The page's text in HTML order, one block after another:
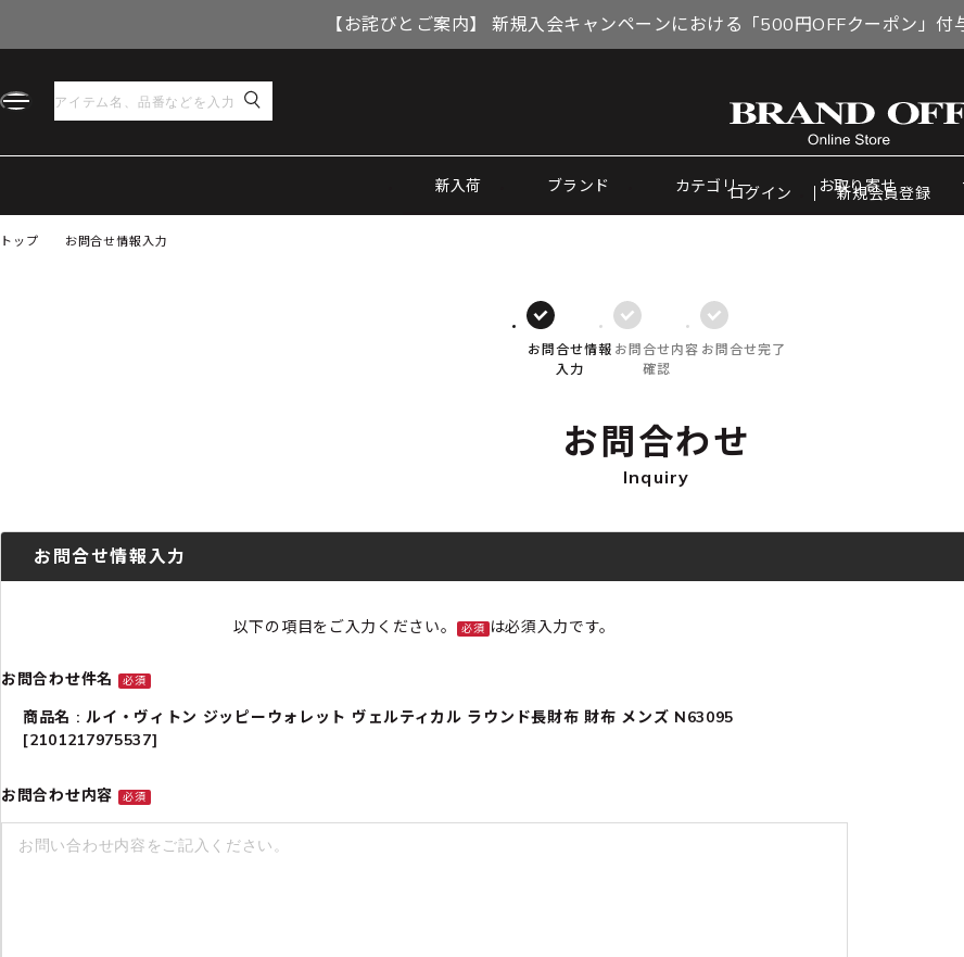
【お詫びとご案内】 新規入会キャンペーンにおける「500円OFFクーポン」付
新入荷 ブランド カテゴリー お取り寄せ
ログイン 新規会員登録
トップ お問合せ情報入力
お問合せ情報
入力
お問合せ内容
確認
お問合せ完了
お問合わせ
Inquiry
お問合せ情報入力
以下の項目をご入力ください。 必須 は必須入力です。
お問合わせ件名 必須
商品名 : ルイ・ヴィトン ジッピーウォレット ヴェルティカル ラウンド長財布 財布 メンズ N63095
[2101217975537]
お問合わせ内容 必須